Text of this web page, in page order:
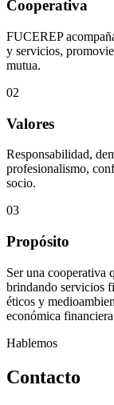
Cooperativa
FUCEREP
y servicios,
mutua.
02
Valores
Responsabilidad,
profesionalismo,
socio.
03
Propósito
Ser una cooperativa
brindando servicios
éticos y
económica
Hablemos
Contacto